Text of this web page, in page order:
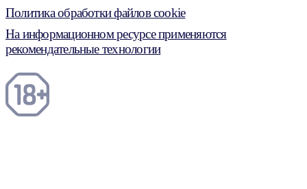
Политика обработки файлов cookie
На информационном ресурсе применяются
рекомендательные технологии